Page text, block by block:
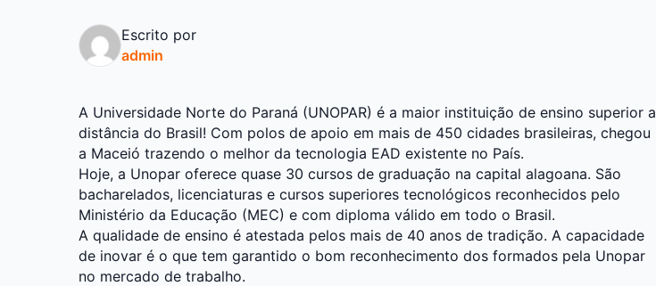
Escrito por
admin
A Universidade Norte do Paraná (UNOPAR) é a maior instituição de ensino superior a
distância do Brasil! Com polos de apoio em mais de 450 cidades brasileiras, chegou
a Maceió trazendo o melhor da tecnologia EAD existente no País.
Hoje, a Unopar oferece quase 30 cursos de graduação na capital alagoana. São
bacharelados, licenciaturas e cursos superiores tecnológicos reconhecidos pelo
Ministério da Educação (MEC) e com diploma válido em todo o Brasil.
A qualidade de ensino é atestada pelos mais de 40 anos de tradição. A capacidade
de inovar é o que tem garantido o bom reconhecimento dos formados pela Unopar
no mercado de trabalho.